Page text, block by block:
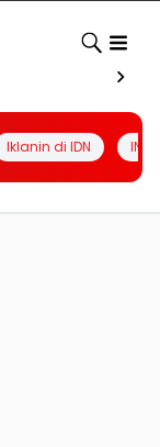
Iklanin di IDN